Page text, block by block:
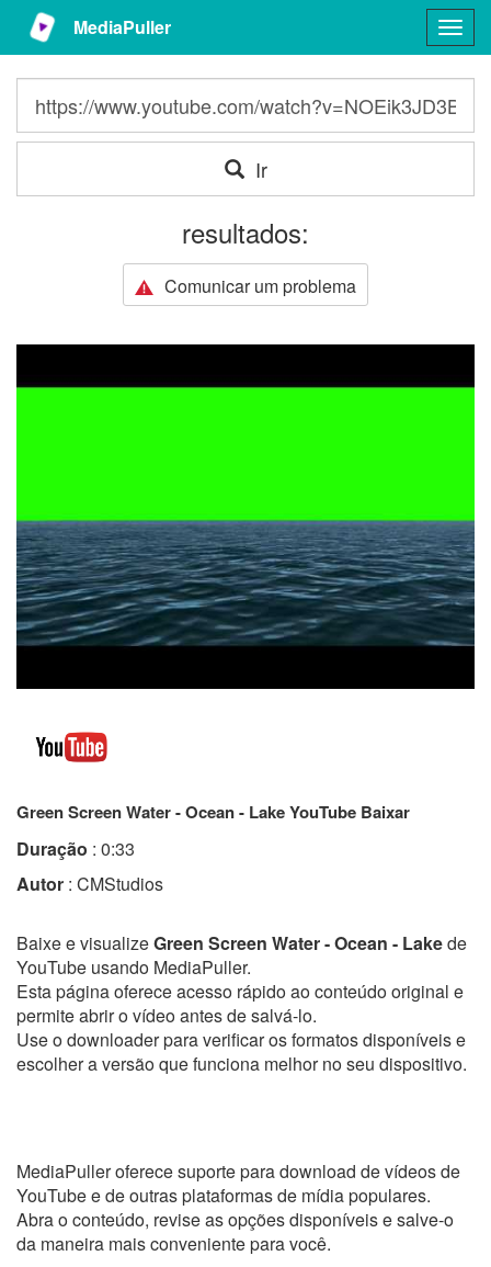
MediaPuller
Ir
resultados:
Comunicar um problema
Green Screen Water - Ocean - Lake YouTube Baixar
Duração : 0:33
Autor : CMStudios
Baixe e visualizeGreen Screen Water - Ocean - Lakede
YouTube usando MediaPuller.
Esta página oferece acesso rápido ao conteúdo original e
permite abrir o vídeo antes de salvá-lo.
Use o downloader para verificar os formatos disponíveis e
escolher a versão que funciona melhor no seu dispositivo.
MediaPuller oferece suporte para download de vídeos de
YouTube e de outras plataformas de mídia populares.
Abra o conteúdo, revise as opções disponíveis e salve-o
da maneira mais conveniente para você.